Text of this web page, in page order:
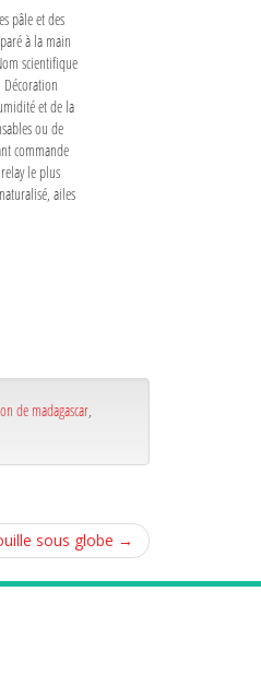
pâle et des
à la main
scientifique
et de la
ou de
commande
le plus
ailes
de madagascar
sous globe →